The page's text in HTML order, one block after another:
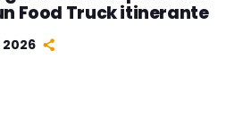
Food Truck itinerante
2026